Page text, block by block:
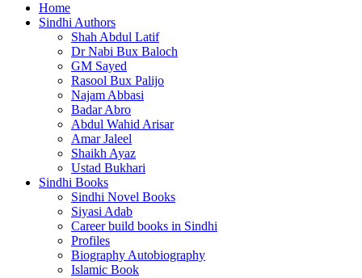
Home
Sindhi Authors
Shah Abdul Latif
Dr Nabi Bux Baloch
GM Sayed
Rasool Bux Palijo
Najam Abbasi
Badar Abro
Abdul Wahid Arisar
Amar Jaleel
Shaikh Ayaz
Ustad Bukhari
Sindhi Books
Sindhi Novel Books
Siyasi Adab
Career build books in Sindhi
Profiles
Biography Autobiography
Islamic Book